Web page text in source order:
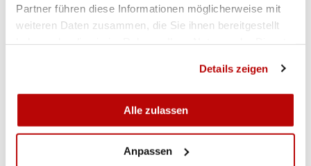
Partner führen diese Informationen möglicherweise mit
weiteren Daten zusammen, die Sie ihnen bereitgestellt
Details zeigen
Alle zulassen
Anpassen